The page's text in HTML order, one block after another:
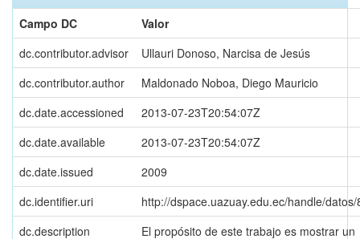
Campo DC
Valor
dc.contributor.advisor
Ullauri Donoso, Narcisa de Jesús
dc.contributor.author
Maldonado Noboa, Diego Mauricio
dc.date.accessioned
2013-07-23T20:54:07Z
dc.date.available
2013-07-23T20:54:07Z
dc.date.issued
2009
dc.identifier.uri
http://dspace.uazuay.edu.ec/handle/datos/
dc.description
El propósito de este trabajo es mostrar un